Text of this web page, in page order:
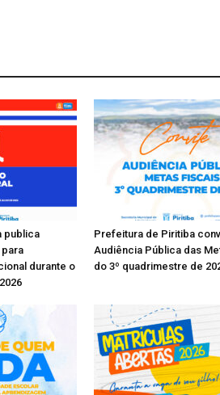
publica
durante o
Prefeitura de Piritiba
Audiência Pública das
do 3º quadrimestre de